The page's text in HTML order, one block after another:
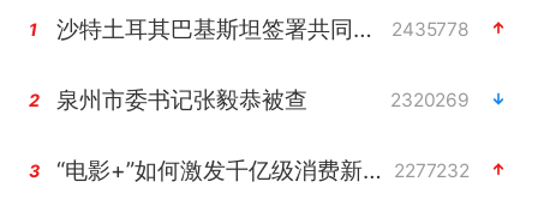
1 沙特土耳其巴基斯坦签署共同防务协议 2435778
2 泉州市委书记张毅恭被查 2320269
3 “电影+”如何激发千亿级消费新活力？ 2277232